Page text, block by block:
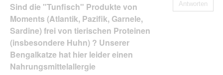
Sind die "Tunfisch" Produkte von
Moments (Atlantik, Pazifik, Garnele,
Sardine) frei von tierischen Proteinen
(insbesondere Huhn) ? Unserer
Bengalkatze hat hier leider einen
Nahrungsmittelallergie
Antworten